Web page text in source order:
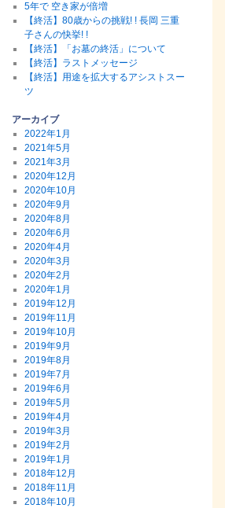
5年で 空き家が倍増
【終活】80歳からの挑戦! ! 長岡 三重
子さんの快挙! !
【終活】「お墓の終活」について
【終活】ラストメッセージ
【終活】用途を拡大するアシストスー
ツ
アーカイブ
2022年1月
2021年5月
2021年3月
2020年12月
2020年10月
2020年9月
2020年8月
2020年6月
2020年4月
2020年3月
2020年2月
2020年1月
2019年12月
2019年11月
2019年10月
2019年9月
2019年8月
2019年7月
2019年6月
2019年5月
2019年4月
2019年3月
2019年2月
2019年1月
2018年12月
2018年11月
2018年10月